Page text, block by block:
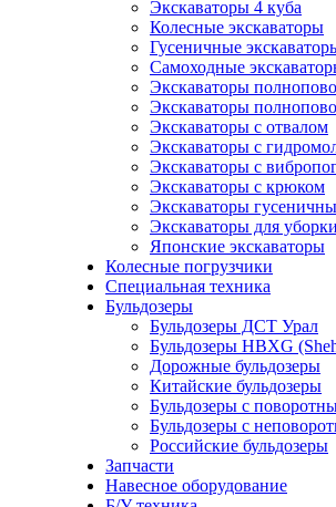
Экскаваторы 4 куба
Колесные экскаваторы
Гусеничные
Самоходные
Экскаваторы
Экскаваторы
Экскаваторы с отвалом
Экскаваторы с
Экскаваторы с
Экскаваторы с крюком
Экскаваторы
Экскаваторы для
Японские экскаваторы
Колесные погрузчики
Специальная техника
Бульдозеры
Бульдозеры ДСТ Урал
Бульдозеры HBXG
Дорожные бульдозеры
Китайские бульдозеры
Бульдозеры с
Бульдозеры с
Российские бульдозеры
Запчасти
Навесное оборудование